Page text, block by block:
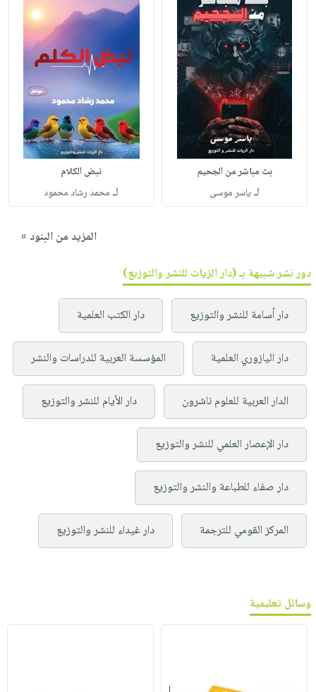
بث مباشر من الجحيم
لـ ياسر موسى
نبض الكلام
لـ محمد رشاد محمود
المزيد من البنود »
دور نشر شبيهة بـ (دار الزيات للنشر والتوزيع)
دار أسامة للنشر والتوزيع دار الكتب العلمية
دار اليازوري العلمية المؤسسة العربية للدراسات والنشر
الدار العربية للعلوم ناشرون دار الأيام للنشر والتوزيع
دار الإعصار العلمي للنشر والتوزيع
دار صفاء للطباعة والنشر والتوزيع
المركز القومي للترجمة دار غيداء للنشر والتوزيع
وسائل تعليمية